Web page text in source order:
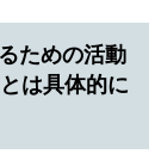
ための活動
は具体的に